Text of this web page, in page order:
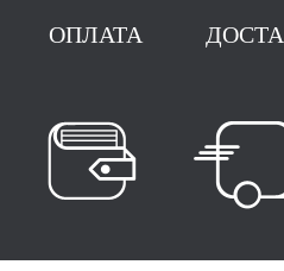
ОПЛАТА